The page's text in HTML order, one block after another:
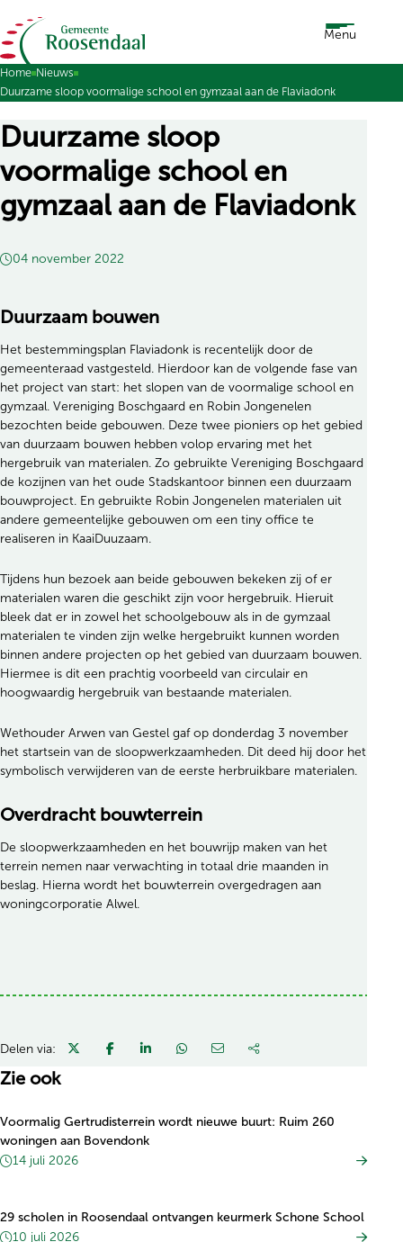
Ga naar de inhoud Menu
Home Nieuws
Duurzame sloop voormalige school en gymzaal aan de Flaviadonk
Duurzame sloop
voormalige school en
gymzaal aan de Flaviadonk
04 november 2022
Duurzaam bouwen
Het bestemmingsplan Flaviadonk is recentelijk door de
gemeenteraad vastgesteld. Hierdoor kan de volgende fase van
het project van start: het slopen van de voormalige school en
gymzaal. Vereniging Boschgaard en Robin Jongenelen
bezochten beide gebouwen. Deze twee pioniers op het gebied
van duurzaam bouwen hebben volop ervaring met het
hergebruik van materialen. Zo gebruikte Vereniging Boschgaard
de kozijnen van het oude Stadskantoor binnen een duurzaam
bouwproject. En gebruikte Robin Jongenelen materialen uit
andere gemeentelijke gebouwen om een tiny office te
realiseren in KaaiDuuzaam.
Tijdens hun bezoek aan beide gebouwen bekeken zij of er
materialen waren die geschikt zijn voor hergebruik. Hieruit
bleek dat er in zowel het schoolgebouw als in de gymzaal
materialen te vinden zijn welke hergebruikt kunnen worden
binnen andere projecten op het gebied van duurzaam bouwen.
Hiermee is dit een prachtig voorbeeld van circulair en
hoogwaardig hergebruik van bestaande materialen.
Wethouder Arwen van Gestel gaf op donderdag 3 november
het startsein van de sloopwerkzaamheden. Dit deed hij door het
symbolisch verwijderen van de eerste herbruikbare materialen.
Overdracht bouwterrein
De sloopwerkzaamheden en het bouwrijp maken van het
terrein nemen naar verwachting in totaal drie maanden in
beslag. Hierna wordt het bouwterrein overgedragen aan
woningcorporatie Alwel.
Delen via:
Zie ook
Voormalig Gertrudisterrein wordt nieuwe buurt: Ruim 260
woningen aan Bovendonk
14 juli 2026
29 scholen in Roosendaal ontvangen keurmerk Schone School
10 juli 2026